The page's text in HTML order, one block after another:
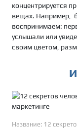
концентрируется
вещах. Например,
воспринимаем:
услышали или
своим цветом,
Название: 12